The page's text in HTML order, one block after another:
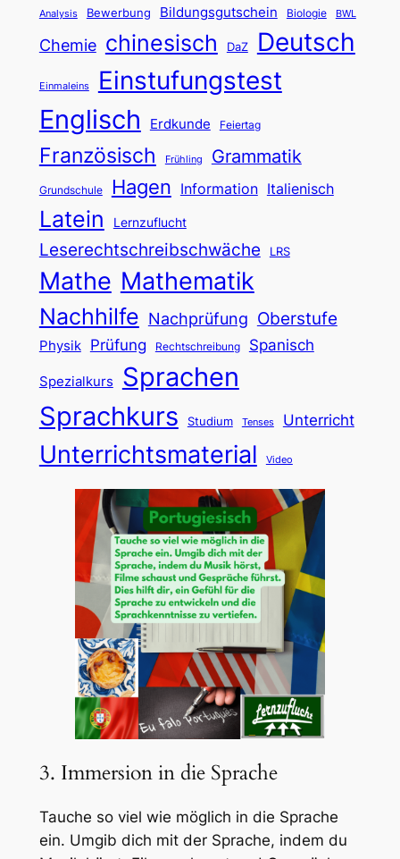
Analysis Bewerbung Bildungsgutschein Biologie BWL
Chemie chinesisch DaZ Deutsch
Einmaleins Einstufungstest
Englisch Erdkunde Feiertag
Französisch Frühling Grammatik
Grundschule Hagen Information Italienisch
Latein Lernzuflucht
Leserechtschreibschwäche LRS
Mathe Mathematik
Nachhilfe Nachprüfung Oberstufe
Physik Prüfung Rechtschreibung Spanisch
Spezialkurs
Sprachen
Sprachkurs
Studium Tenses Unterricht
Unterrichtsmaterial Video
3. Immersion in die Sprache
Tauche so viel wie möglich in die Sprache
ein. Umgib dich mit der Sprache, indem du